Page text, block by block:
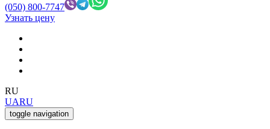
(050) 800-7747
Узнать цену
RU
UARU
toggle navigation